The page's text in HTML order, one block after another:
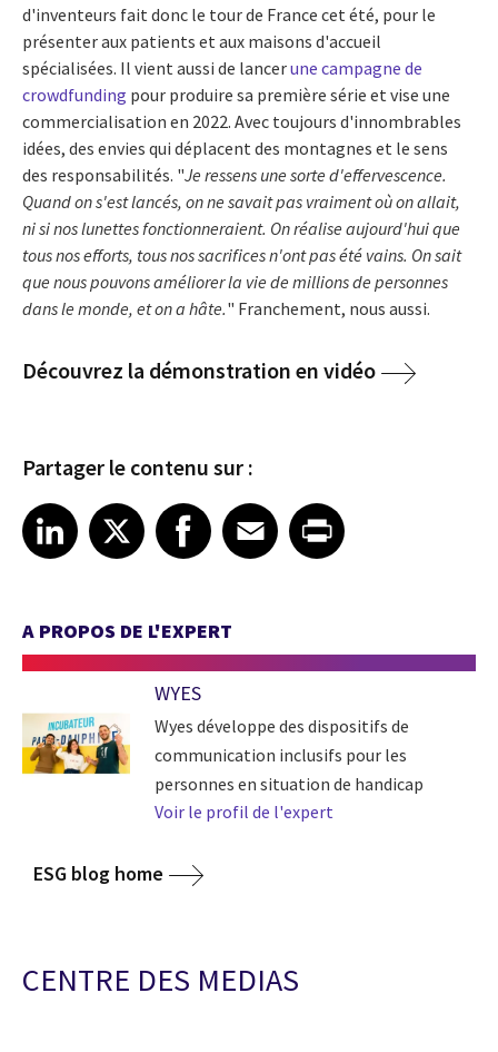
d'inventeurs fait donc le tour de France cet été, pour le
présenter aux patients et aux maisons d'accueil
spécialisées. Il vient aussi de lancerune campagne de
crowdfunding pour produire sa première série et vise une
commercialisation en 2022. Avec toujours d'innombrables
idées, des envies qui déplacent des montagnes et le sens
des responsabilités. "Je ressens une sorte d'effervescence.
Quand on s'est lancés, on ne savait pas vraiment où on allait,
ni si nos lunettes fonctionneraient. On réalise aujourd'hui que
tous nos efforts, tous nos sacrifices n'ont pas été vains. On sait
que nous pouvons améliorer la vie de millions de personnes
dans le monde, et on a hâte." Franchement, nous aussi.
Découvrez la démonstration en vidéo
Partager le contenu sur :
Share article on LinkedIn
LinkedIn
Share article on XShare article on Facebook
Facebook
Share article on Email
EmailShare article on Print
A PROPOS DE L'EXPERT
WYES
Wyes développe des dispositifs de
communication inclusifs pour les
personnes en situation de handicap
Voir le profil de l'expert
ESG blog home
CENTRE DES MEDIAS